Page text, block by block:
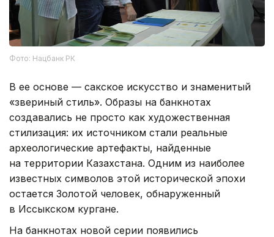
Фото: Нацбанк РК
В ее основе — сакское искусство и знаменитый
«звериный стиль». Образы на банкнотах
создавались не просто как художественная
стилизация: их источником стали реальные
археологические артефакты, найденные
на территории Казахстана. Одним из наиболее
известных символов этой исторической эпохи
остается Золотой человек, обнаруженный
в Иссыкском кургане.
На банкнотах новой серии появились